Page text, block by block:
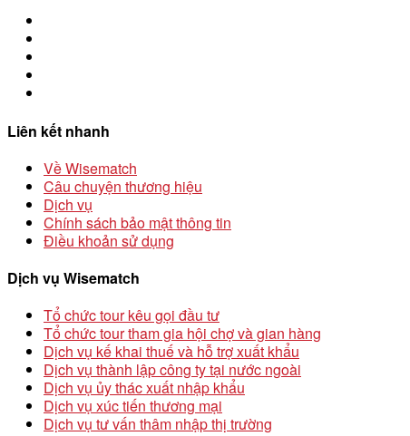
Liên kết nhanh
Về Wisematch
Câu chuyện thương hiệu
Dịch vụ
Chính sách bảo mật thông tin
Điều khoản sử dụng
Dịch vụ Wisematch
Tổ chức tour kêu gọi đầu tư
Tổ chức tour tham gia hội chợ và gian hàng
Dịch vụ kế khai thuế và hỗ trợ xuất khẩu
Dịch vụ thành lập công ty tại nước ngoài
Dịch vụ ủy thác xuất nhập khẩu
Dịch vụ xúc tiến thương mại
Dịch vụ tư vấn thâm nhập thị trường